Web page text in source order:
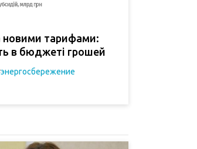
новими тарифами:
в бюджеті грошей
энергосбережение